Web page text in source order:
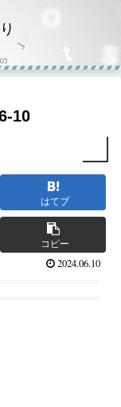
10
はてブ
コピー
2024.06.10